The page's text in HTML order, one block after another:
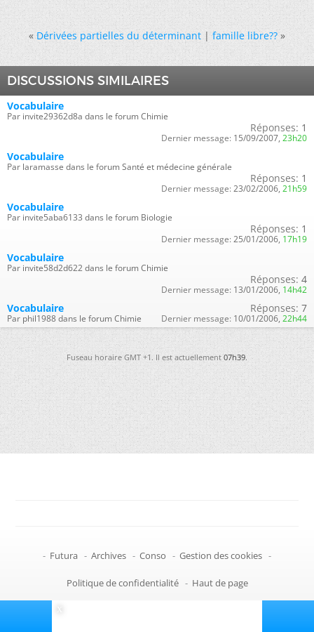
« Dérivées partielles du déterminant|famille libre?? »
DISCUSSIONS SIMILAIRES
Vocabulaire
Par invite29362d8a dans le forum Chimie
Réponses: 1
Dernier message: 15/09/2007, 23h20
Vocabulaire
Par laramasse dans le forum Santé et médecine générale
Réponses: 1
Dernier message: 23/02/2006, 21h59
Vocabulaire
Par invite5aba6133 dans le forum Biologie
Réponses: 1
Dernier message: 25/01/2006, 17h19
Vocabulaire
Par invite58d2d622 dans le forum Chimie
Réponses: 4
Dernier message: 13/01/2006, 14h42
Vocabulaire
Par phil1988 dans le forum Chimie
Réponses: 7
Dernier message: 10/01/2006, 22h44
Fuseau horaire GMT +1. Il est actuellement07h39.
- Futura - Archives - Conso - Gestion des cookies -
Politique de confidentialité - Haut de page